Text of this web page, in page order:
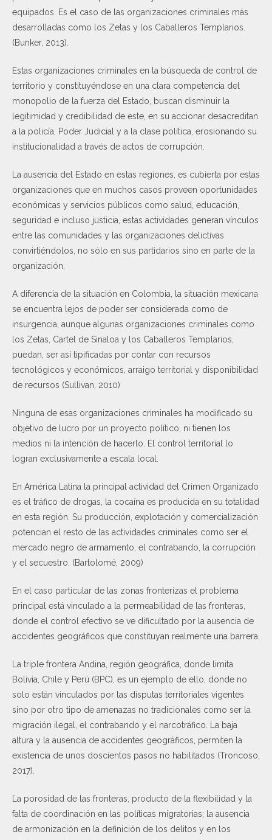
equipados. Es el caso de las organizaciones criminales más
desarrolladas como los Zetas y los Caballeros Templarios.
(Bunker, 2013).
Estas organizaciones criminales en la búsqueda de control de
territorio y constituyéndose en una clara competencia del
monopolio de la fuerza del Estado, buscan disminuir la
legitimidad y credibilidad de este, en su accionar desacreditan
a la policía, Poder Judicial y a la clase política, erosionando su
institucionalidad a través de actos de corrupción.
La ausencia del Estado en estas regiones, es cubierta por estas
organizaciones que en muchos casos proveen oportunidades
económicas y servicios públicos como salud, educación,
seguridad e incluso justicia, estas actividades generan vínculos
entre las comunidades y las organizaciones delictivas
convirtiéndolos, no sólo en sus partidarios sino en parte de la
organización.
A diferencia de la situación en Colombia, la situación mexicana
se encuentra lejos de poder ser considerada como de
insurgencia, aunque algunas organizaciones criminales como
los Zetas, Cartel de Sinaloa y los Caballeros Templarios,
puedan, ser así tipificadas por contar con recursos
tecnológicos y económicos, arraigo territorial y disponibilidad
de recursos (Sullivan, 2010)
Ninguna de esas organizaciones criminales ha modificado su
objetivo de lucro por un proyecto político, ni tienen los
medios ni la intención de hacerlo. El control territorial lo
logran exclusivamente a escala local.
En América Latina la principal actividad del Crimen Organizado
es el tráfico de drogas, la cocaína es producida en su totalidad
en esta región. Su producción, explotación y comercialización
potencian el resto de las actividades criminales como ser el
mercado negro de armamento, el contrabando, la corrupción
y el secuestro. (Bartolomé, 2009)
En el caso particular de las zonas fronterizas el problema
principal está vinculado a la permeabilidad de las fronteras,
donde el control efectivo se ve dificultado por la ausencia de
accidentes geográficos que constituyan realmente una barrera.
La triple frontera Andina, región geográfica, donde limita
Bolivia, Chile y Perú (BPC), es un ejemplo de ello, donde no
solo están vinculados por las disputas territoriales vigentes
sino por otro tipo de amenazas no tradicionales como ser la
migración ilegal, el contrabando y el narcotráfico. La baja
altura y la ausencia de accidentes geográficos, permiten la
existencia de unos doscientos pasos no habilitados (Troncoso,
2017).
̈La porosidad de las fronteras, producto de la flexibilidad y la
falta de coordinación en las políticas migratorias; la ausencia
de armonización en la definición de los delitos y en los